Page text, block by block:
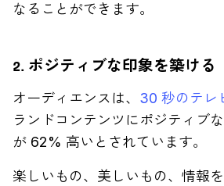
なることができます。
2. ポジティブな印象を築ける
オーディエンスは、 30 秒のテレ
ランドコンテンツにポジティブ
が 62% 高いとされています。
楽しいもの、美しいもの、情報